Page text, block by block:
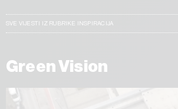
SVE VIJESTI IZ RUBRIKE INSPIRACIJA
Green Vision